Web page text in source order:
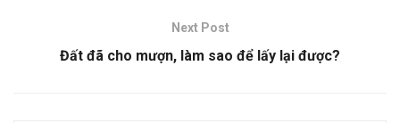
Next Post
Đất đã cho mượn, làm sao để lấy lại được?